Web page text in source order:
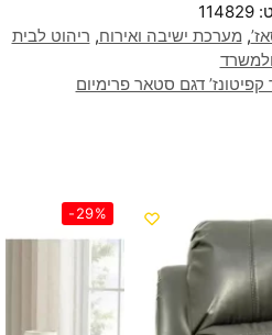
114829
, מערכת ישיבה ואירוח, ריהוט לבית
ולמשרד
דגם סטאר פרימיום
-29%